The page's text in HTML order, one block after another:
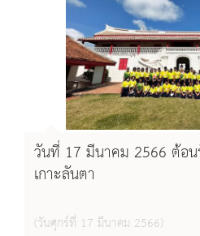
วันที่ 17 มีนาคม 2566 ต้อน
เกาะลันตา
(วันศุกร์ที่ 17 มีนาคม 2566)